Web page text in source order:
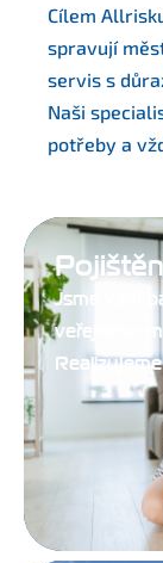
Cílem
spravují
servis s
Naši
potřeby a
Jsme vám
veřejného